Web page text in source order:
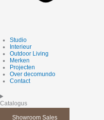
Studio
Interieur
Outdoor Living
Merken
Projecten
Over decomundo
Contact
Catalogus
Showroom Sales